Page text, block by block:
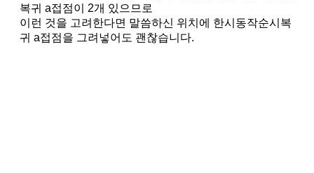
복귀 a접점이 2개 있으므로
이런 것을 고려한다면 말씀하신 위치에 한시동작순시복
귀 a접점을 그려넣어도 괜찮습니다.